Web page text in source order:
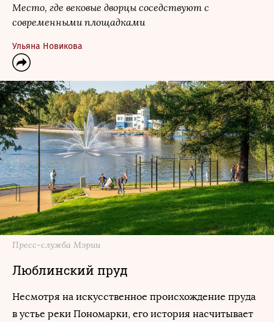
Место, где вековые дворцы соседствуют с
современными площадками
Ульяна Новикова
Пресс-служба Мэрии
Люблинский пруд
Несмотря на искусственное происхождение пруда
в устье реки Пономарки, его история насчитывает